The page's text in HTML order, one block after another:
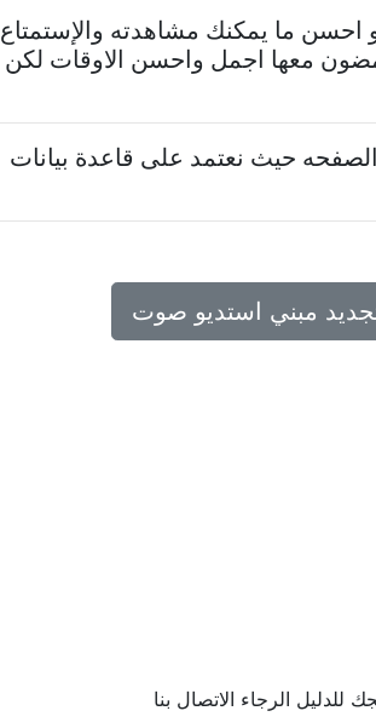
ما يمكنك مشاهدته والإستمتاع
معها اجمل واحسن الاوقات لكن
حيث نعتمد على قاعدة بيانات
مبني استديو صوت
الرجاء الاتصال بنا